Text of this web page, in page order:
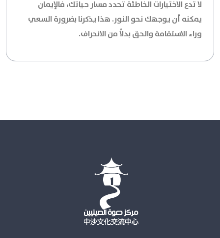
لا تدع الاختيارات الخاطئة تحدد مسار حياتك، فالإيمان
يمكنه أن يوجهك نحو النور. هذا يذكرنا بضرورة السعي
وراء الاستقامة والحق بدلاً من الانحراف.